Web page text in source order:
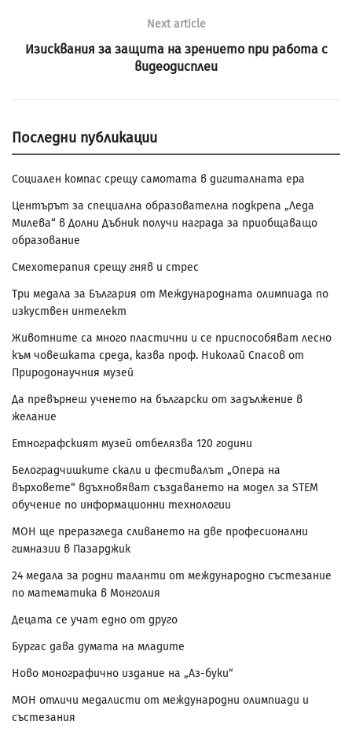
Next article
Изисквания за защита на зрението при работа с
видеодисплеи
Последни публикации
Социален компас срещу самотата в дигиталната ера
Центърът за специална образователна подкрепа „Леда
Милева“ в Долни Дъбник получи награда за приобщаващо
образование
Смехотерапия срещу гняв и стрес
Три медала за България от Международната олимпиада по
изкуствен интелект
Животните са много пластични и се приспособяват лесно
към човешката среда, казва проф. Николай Спасов от
Природонаучния музей
Да превърнеш ученето на български от задължение в
желание
Етнографският музей отбелязва 120 години
Белоградчишките скали и фестивалът „Опера на
върховете“ вдъхновяват създаването на модел за STEM
обучение по информационни технологии
МОН ще преразгледа сливането на две професионални
гимназии в Пазарджик
24 медала за родни таланти от международно състезание
по математика в Монголия
Децата се учат едно от друго
Бургас дава думата на младите
Ново монографично издание на „Аз-буки“
МОН отличи медалисти от международни олимпиади и
състезания